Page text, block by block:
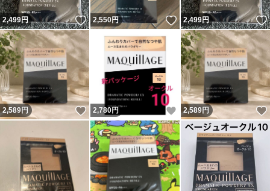
2,499円 いいね！
2,550円 いいね！
2,499円
2,589円 いいね！
2,780円 いいね！
2,589円